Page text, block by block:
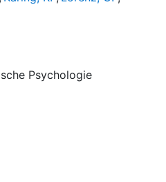
Psychologie